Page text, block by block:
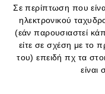
Σε περίπτωση που
ηλεκτρονικού
(εάν παρουσιαστεί
είτε σε σχέση με το
του) επειδή πχ τα